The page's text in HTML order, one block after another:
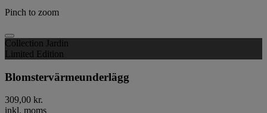
Pinch to zoom
Collection Jardin
Limited Edition
Blomstervärmeunderlägg
309,00 kr.
inkl. moms